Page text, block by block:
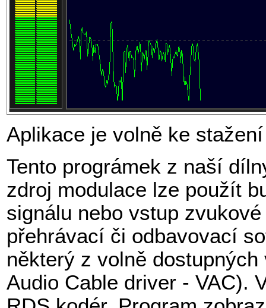
Aplikace je volně ke
Tento prográmek z naší
zdroj modulace lze použít
signálu nebo vstup
přehrávací či odbavovací
některý z volně
Audio Cable driver - VAC).